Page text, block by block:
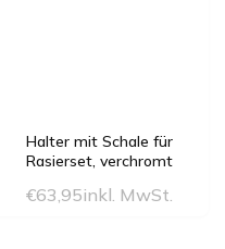
Halter mit Schale für
Rasierset, verchromt
€63,95inkl. MwSt.